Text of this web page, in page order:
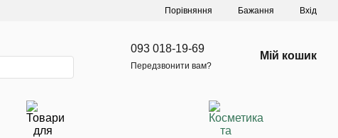
Порівняння Бажання Вхід
093 018-19-69
Передзвонити вам?
Мій кошик